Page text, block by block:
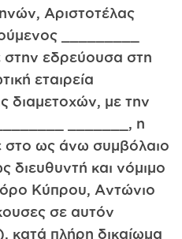
Αριστοτέλας
_________
στην εδρεύουσα στη
εταιρεία
διαμετοχών, με την
_______, η
στο ως άνω συμβόλαιο
διευθυντή και νόμιμο
Κύπρου, Αντώνιο
σε αυτόν
κατά πλήρη δικαίωμα